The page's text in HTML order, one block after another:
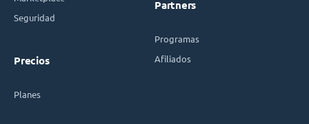
Seguridad
Precios
Planes
Partners
Programas
Afiliados